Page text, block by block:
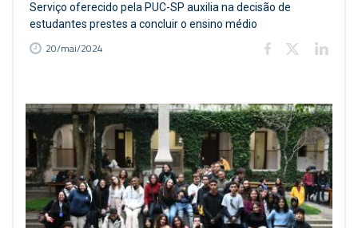
Serviço oferecido pela PUC-SP auxilia na decisão de
estudantes prestes a concluir o ensino médio
20/mai/2024